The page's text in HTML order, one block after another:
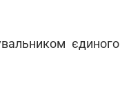
єдиного